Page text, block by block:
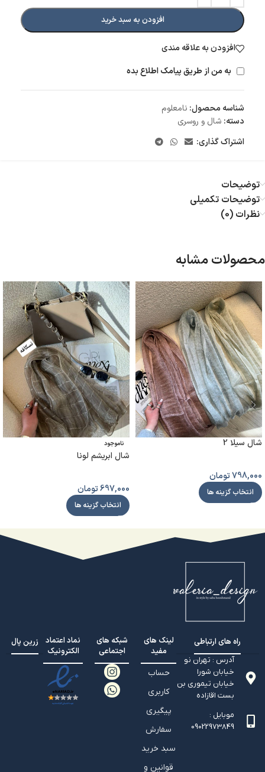
افزودن به سبد خرید
افزودن به علاقه مندی
به من از طریق پیامک اطلاع بده
شناسه محصول: نامعلوم
دسته: شال و روسری
اشتراک گذاری:
توضیحات
توضیحات تکمیلی
نظرات (0)
محصولات مشابه
شال سیلا 2
798,000تومان
انتخاب گزینه ها
ناموجود
شال ابریشم لونا
697,000تومان
انتخاب گزینه ها
راه های ارتباطی
آدرس : تهران نو
خیابان شورا
خیابان تيموري بن
بست اقازاده
موبایل :
09022973849
لینک های
مفید
حساب
کاربری
پیگیری
سفارش
سبد خرید
قوانین و
شبکه های
اجتماعی
نماد اعتماد
الکترونیک
زرین پال